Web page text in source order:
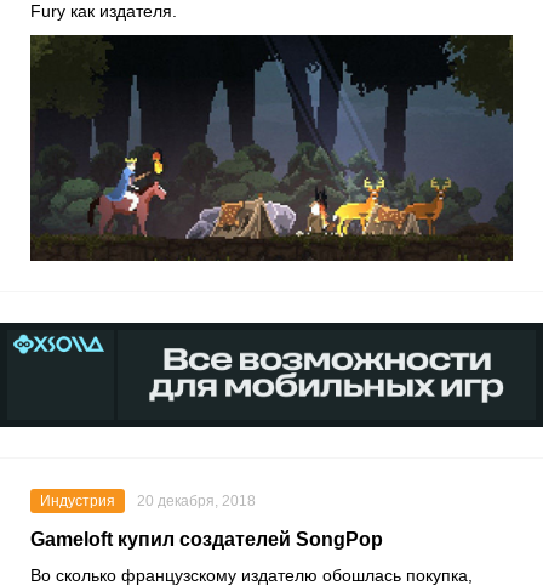
Fury как издателя.
Индустрия 20 декабря, 2018
Gameloft купил создателей SongPop
Во сколько французскому издателю обошлась покупка,